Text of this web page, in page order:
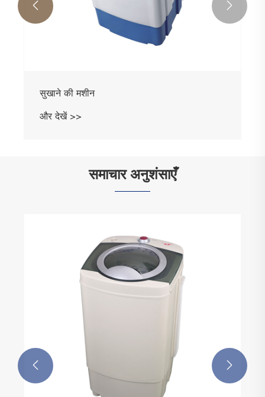
सुखाने की मशीन
और देखें >>
 
समाचार अनुशंसाएँ
 